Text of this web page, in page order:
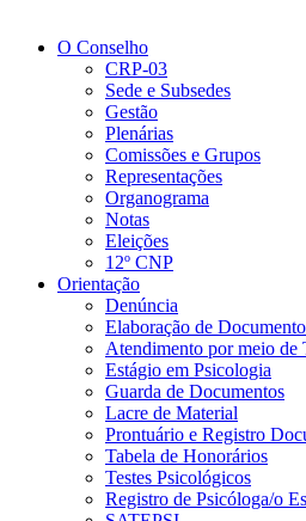
O Conselho
CRP-03
Sede e Subsedes
Gestão
Plenárias
Comissões e Grupos
Representações
Organograma
Notas
Eleições
12º CNP
Orientação
Denúncia
Elaboração de
Atendimento por meio de
Estágio em Psicologia
Guarda de Documentos
Lacre de Material
Prontuário e Registro
Tabela de Honorários
Testes Psicológicos
Registro de Psicóloga/o